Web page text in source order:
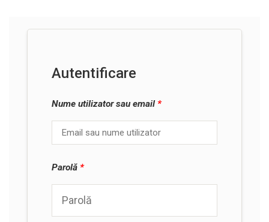
Autentificare
Nume utilizator sau email *
Parolă *